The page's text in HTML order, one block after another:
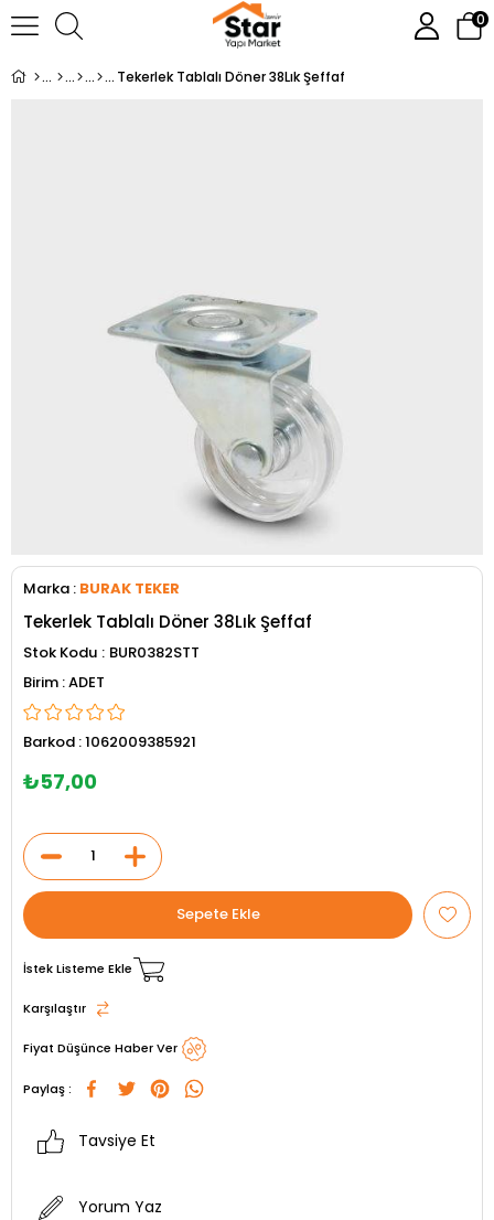
0
Tekerlek Tablalı Döner 38Lık Şeffaf
Marka : BURAK TEKER
Tekerlek Tablalı Döner 38Lık Şeffaf
Stok Kodu
BUR0382STT
ADET
Barkod :1062009385921
₺57,00
İstek Listeme Ekle
Karşılaştır
Fiyat Düşünce Haber Ver
Paylaş :
Tavsiye Et
Yorum Yaz